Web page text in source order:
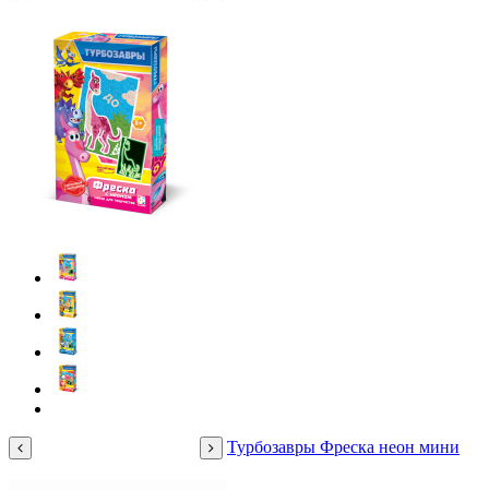
Турбозавры Фреска неон мини